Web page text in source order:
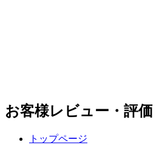
お客様レビュー・評価
トップページ